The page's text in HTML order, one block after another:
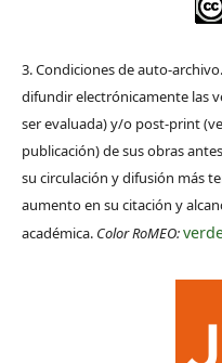
3. Condiciones de auto-
difundir electrónicamente las
ser evaluada) y/o post-print
publicación) de sus obras
su circulación y difusión más
aumento en su citación y
académica. Color RoMEO: